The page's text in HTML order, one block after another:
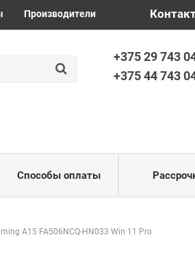
Производители
+375 29 743
+375 44 743
Способы оплаты
A15 FA506NCQ-HN033 Win 11 Pro